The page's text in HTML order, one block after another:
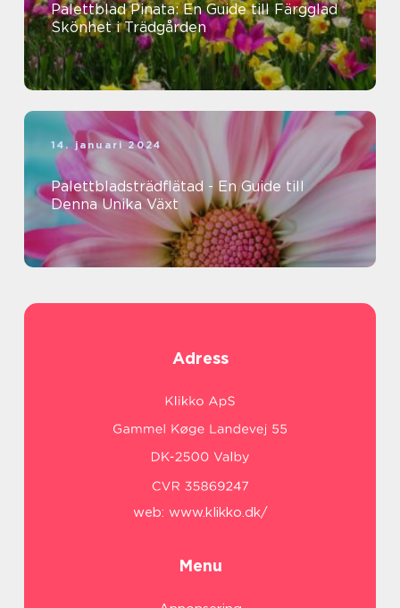
Palettblad Pinata: En Guide till Färgglad
Skönhet i Trädgården
14. januari 2024
Palettbladsträdflätad - En Guide till
Denna Unika Växt
Adress
web: www.klikko.dk/
Menu